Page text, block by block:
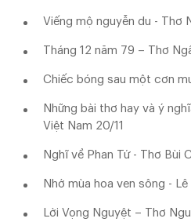
Viếng mộ nguyễn du - Thơ
Tháng 12 năm 79 – Thơ
Chiếc bóng sau một cơn
Những bài thơ hay và ý
Việt Nam 20/11
Nghĩ về Phan Tứ - Thơ Bùi
Nhớ mùa hoa ven sông -
Lời Vọng Nguyệt – Thơ